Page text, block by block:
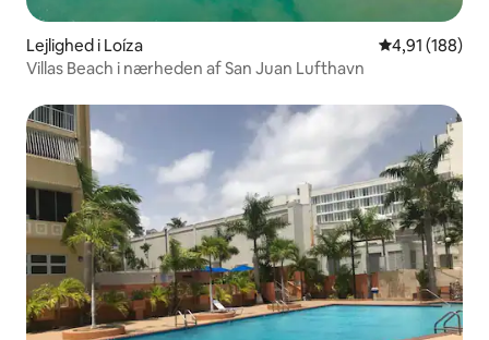
Lejlighed i Loíza 4,91 ud af 5 i
4,91 (188)
Villas Beach i nærheden af San Juan Lufthavn